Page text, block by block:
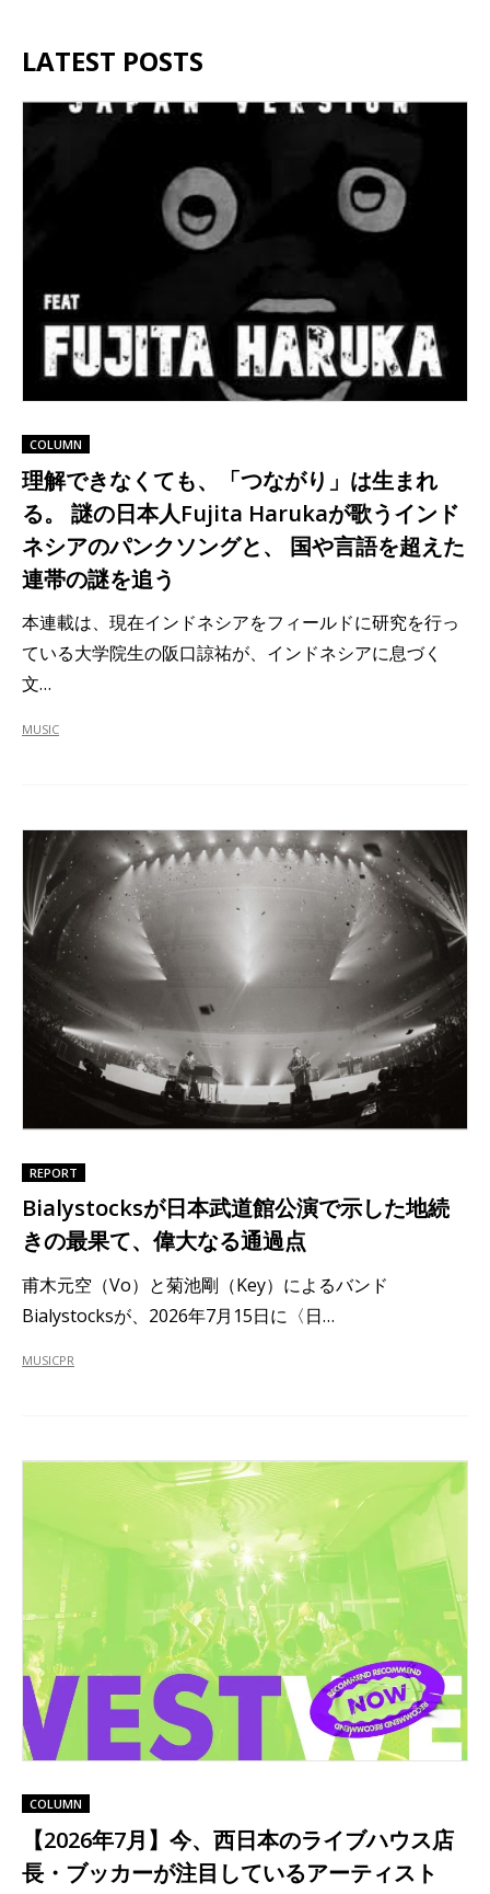
LATEST POSTS
COLUMN
理解できなくても、「つながり」は生まれ
る。 謎の日本人Fujita Harukaが歌うインド
ネシアのパンクソングと、 国や言語を超えた
連帯の謎を追う
本連載は、現在インドネシアをフィールドに研究を行っ
ている大学院生の阪口諒祐が、インドネシアに息づく
文…
MUSIC
REPORT
Bialystocksが日本武道館公演で示した地続
きの最果て、偉大なる通過点
甫木元空（Vo）と菊池剛（Key）によるバンド
Bialystocksが、2026年7月15日に〈日…
MUSICPR
COLUMN
【2026年7月】今、西日本のライブハウス店
長・ブッカーが注目しているアーティスト